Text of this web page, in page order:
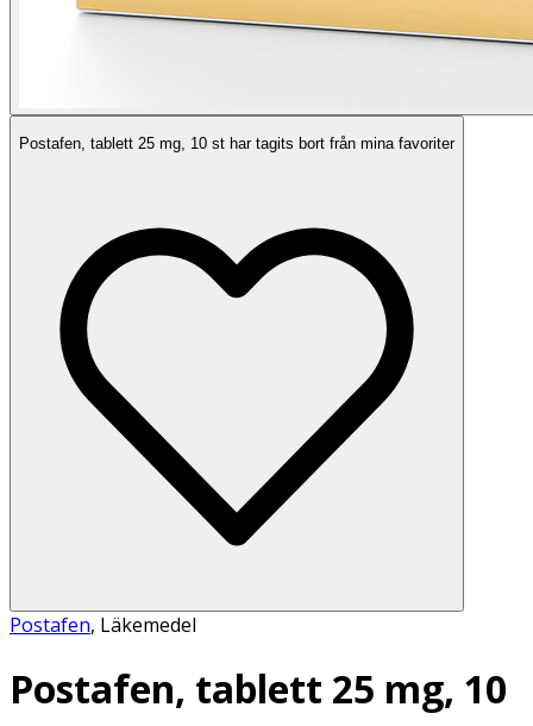
Postafen, tablett 25 mg, 10 st har tagits bort från mina favoriter
Postafen, Läkemedel
Postafen, tablett 25 mg, 10